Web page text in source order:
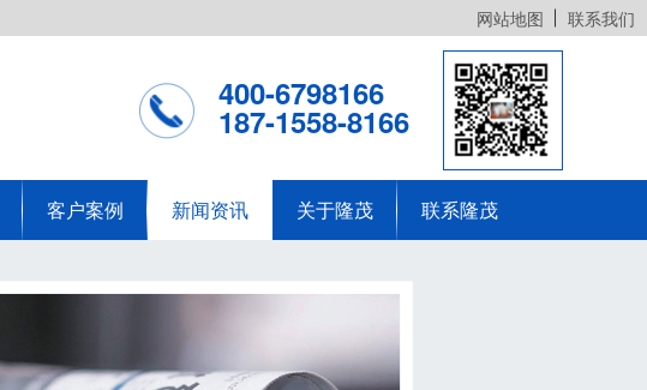
网站地图 联系我们
400-6798166
187-1558-8166
客户案例 新闻资讯 关于隆茂 联系隆茂